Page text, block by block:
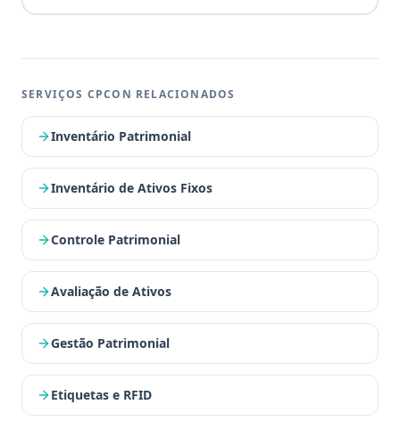
SERVIÇOS CPCON RELACIONADOS
Inventário Patrimonial
Inventário de Ativos Fixos
Controle Patrimonial
Avaliação de Ativos
Gestão Patrimonial
Etiquetas e RFID